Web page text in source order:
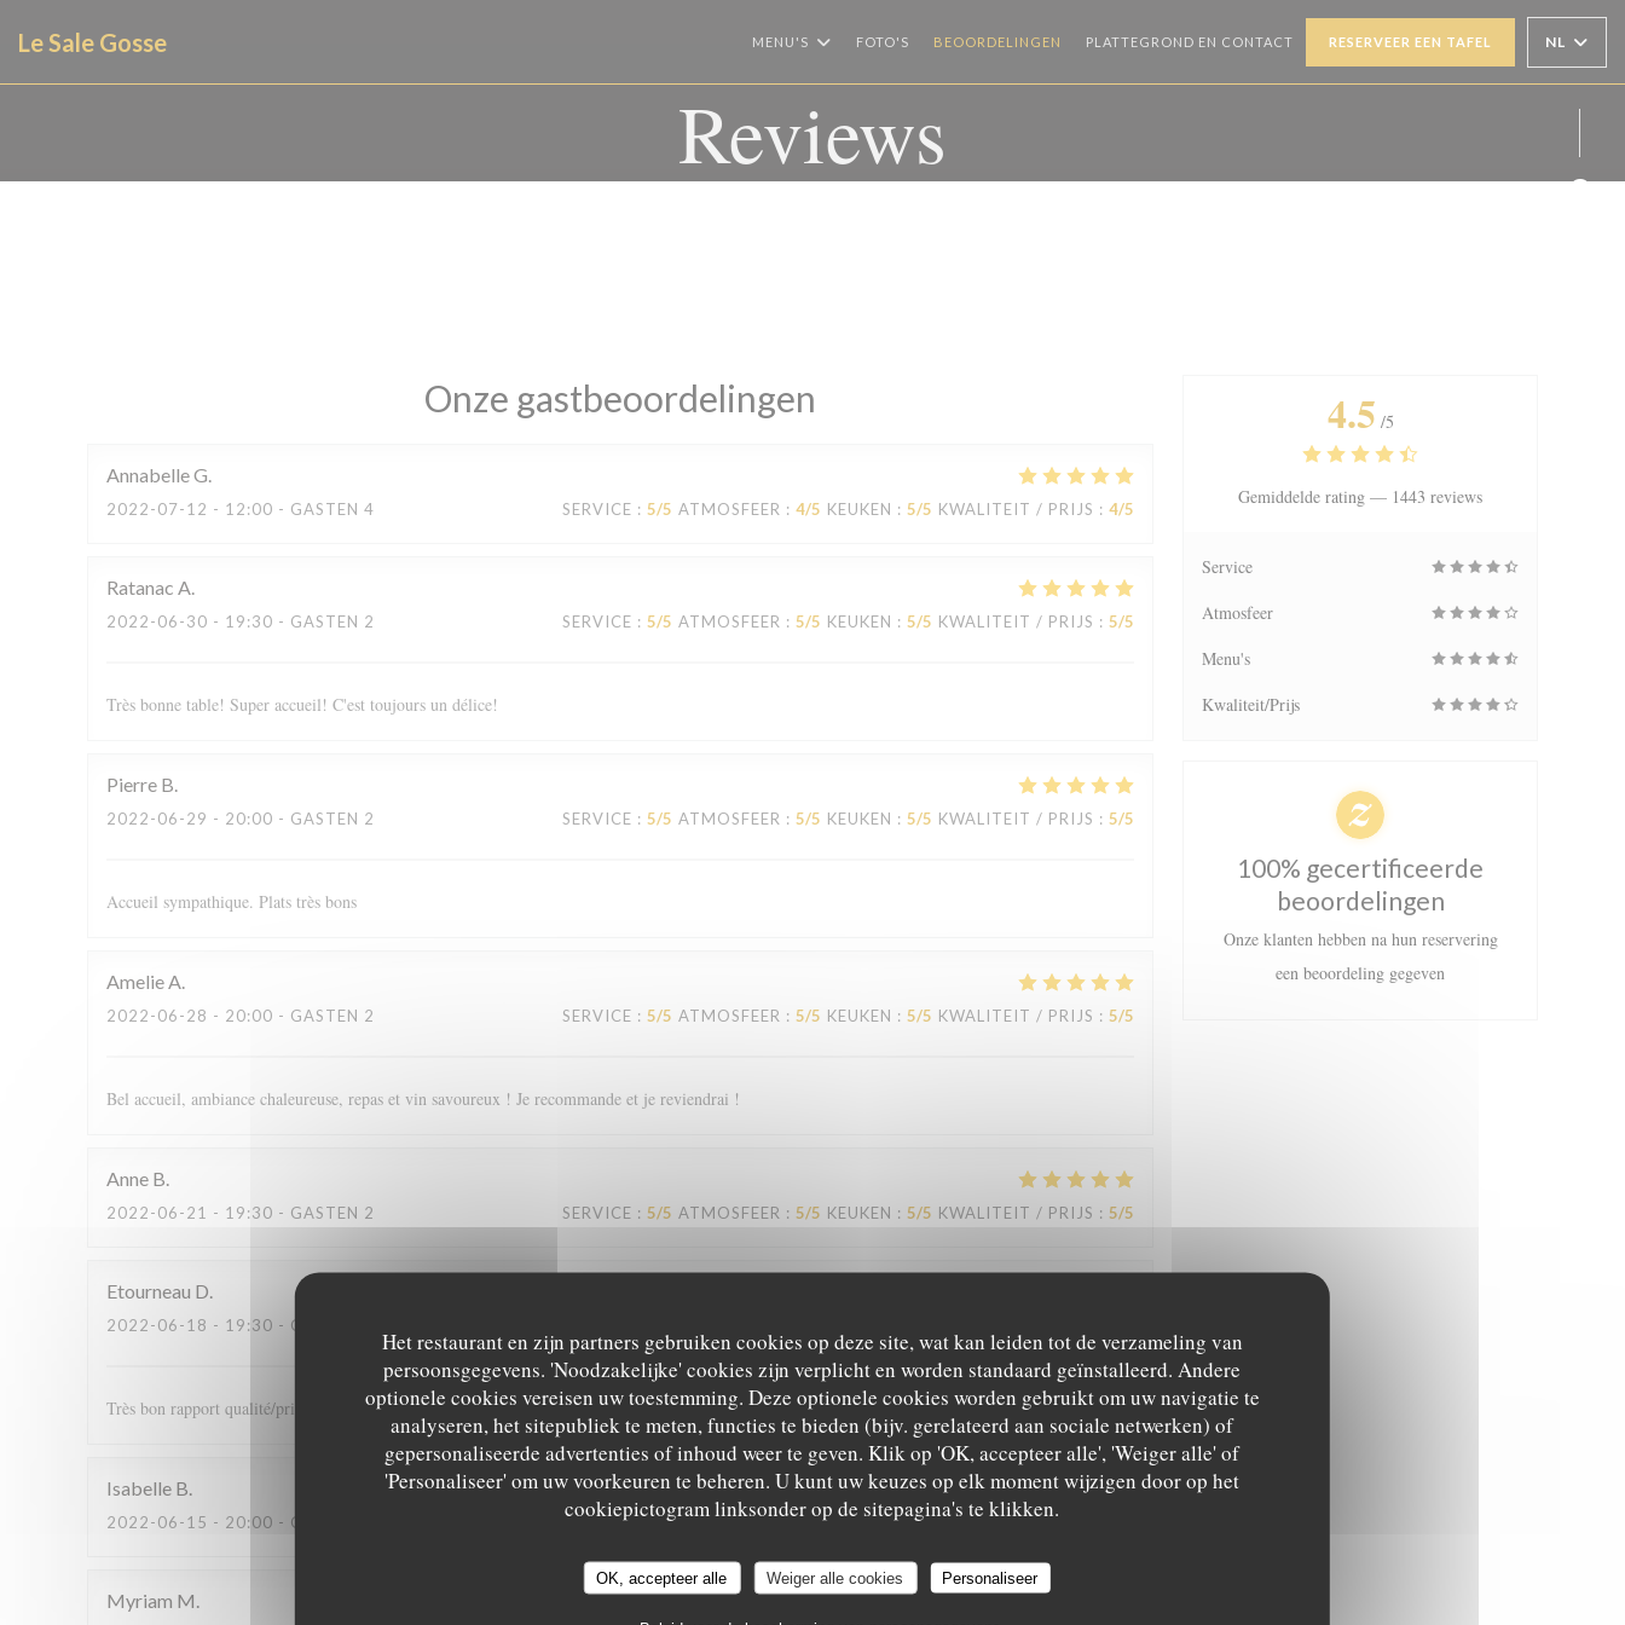
Het restaurant en zijn partners gebruiken cookies op deze site, wat kan leiden tot de verzameling van
persoonsgegevens. 'Noodzakelijke' cookies zijn verplicht en worden standaard geïnstalleerd. Andere
optionele cookies vereisen uw toestemming. Deze optionele cookies worden gebruikt om uw navigatie te
analyseren, het sitepubliek te meten, functies te bieden (bijv. gerelateerd aan sociale netwerken) of
gepersonaliseerde advertenties of inhoud weer te geven. Klik op 'OK, accepteer alle', 'Weiger alle' of
'Personaliseer' om uw voorkeuren te beheren. U kunt uw keuzes op elk moment wijzigen door op het
cookiepictogram linksonder op de sitepagina's te klikken.
OK, accepteer alle Weiger alle cookies Personaliseer
Le Sale Gosse MENU'S FOTO'S BEOORDELINGEN PLATTEGROND EN CONTACT RESERVEER EEN TAFEL NL
Reviews
Onze gastbeoordelingen
AnnabelleG
2022-07-12 - 12:00 - GASTEN 4 SERVICE : 5/5 ATMOSFEER : 4/5 KEUKEN : 5/5 KWALITEIT / PRIJS : 4/5
Ratanac A
2022-06-30 - 19:30 - GASTEN 2 SERVICE : 5/5 ATMOSFEER : 5/5 KEUKEN : 5/5 KWALITEIT / PRIJS : 5/5
Très bonne table! Super accueil! C'est toujours un délice!
Pierre B
2022-06-29 - 20:00 - GASTEN 2 SERVICE : 5/5 ATMOSFEER : 5/5 KEUKEN : 5/5 KWALITEIT / PRIJS : 5/5
Accueil sympathique. Plats très bons
AmelieA
2022-06-28 - 20:00 - GASTEN 2 SERVICE : 5/5 ATMOSFEER : 5/5 KEUKEN : 5/5 KWALITEIT / PRIJS : 5/5
Bel accueil, ambiance chaleureuse, repas et vin savoureux ! Je recommande et je reviendrai !
Anne B
2022-06-21 - 19:30 - GASTEN 2 SERVICE : 5/5 ATMOSFEER : 5/5 KEUKEN : 5/5 KWALITEIT / PRIJS : 5/5
Etourneau D
2022-06-18 - 19:30 - GASTEN 2
Très bon rapport qualité/prix. Plats excellents et très bon accueil. Je recommande.
Isabelle B
2022-06-15 - 20:00 - GASTEN 2 SERVICE: 4/5 ATMOSFEER: 4 /5 KEUKEN: 5/5 KWALITEIT / PRIJS
Myriam M
4.5 /5
Gemiddelde rating — 1443 reviews
Service
Atmosfeer
Menu's
Kwaliteit/Prijs
100% gecertificeerde
beoordelingen
Onze klanten hebben na hun reservering
een beoordeling gegeven
Le Sale Gosse